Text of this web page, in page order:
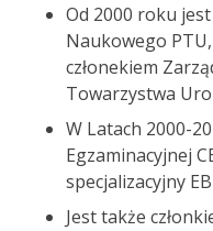
Od 2000 roku
Naukowego
członekiem
Towarzystwa
W Latach 2000-
Egzaminacyjnej
specjalizacyjny
Jest także